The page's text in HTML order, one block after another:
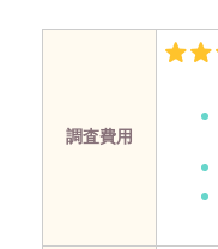
調査費用